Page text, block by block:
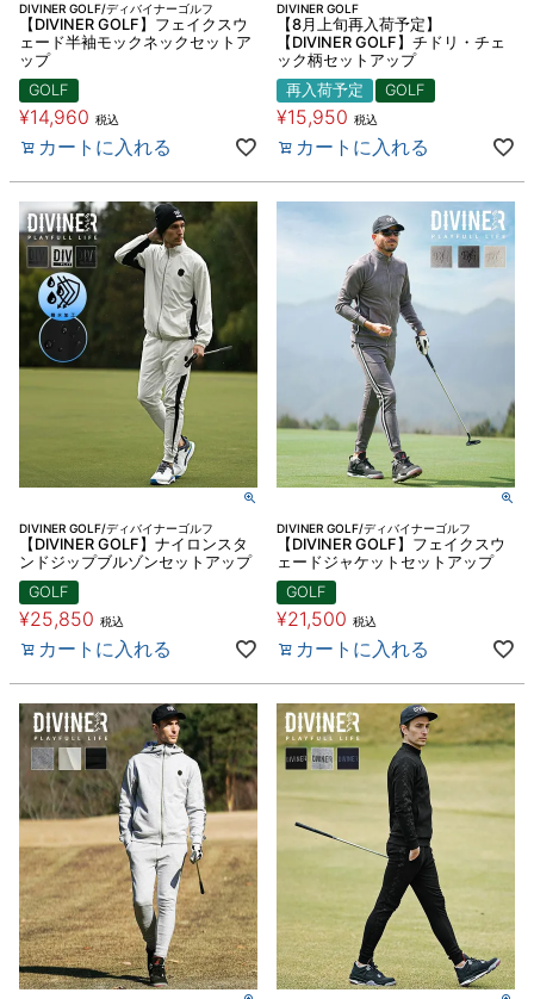
DIVINER GOLF/ディバイナーゴルフ
【DIVINER GOLF】フェイクスウ
ェード半袖モックネックセットア
ップ
GOLF
¥14,960 税込
カートに入れる
DIVINER GOLF
【8月上旬再入荷予定】
【DIVINER GOLF】チドリ・チェ
ック柄セットアップ
再入荷予定
GOLF
¥15,950 税込
カートに入れる
DIVINER GOLF/ディバイナーゴルフ
【DIVINER GOLF】ナイロンスタ
ンドジップブルゾンセットアップ
GOLF
¥25,850 税込
カートに入れる
DIVINER GOLF/ディバイナーゴルフ
【DIVINER GOLF】フェイクスウ
ェードジャケットセットアップ
GOLF
¥21,500 税込
カートに入れる